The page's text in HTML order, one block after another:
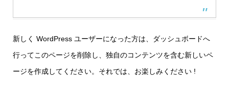
新しく WordPress ユーザーになった方は、 ダッシュボードへ
行ってこのページを削除し、独自のコンテンツを含む新しいペ
ージを作成してください。それでは、お楽しみください !